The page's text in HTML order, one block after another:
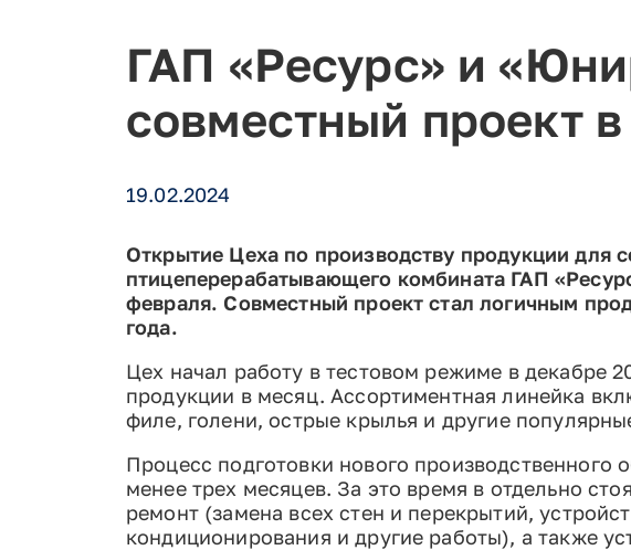
ГАП «Ресурс» и
совместный проект
19.02.2024
Открытие Цеха по производству продукции для
птицеперерабатывающего комбината ГАП
февраля. Совместный проект стал логичным
года.
Цех начал работу в тестовом режиме в декабре
продукции в месяц. Ассортиментная линейка
филе, голени, острые крылья и другие
Процесс подготовки нового производственного
менее трех месяцев. За это время в отдельно
ремонт (замена всех стен и перекрытий,
кондиционирования и другие работы), а также